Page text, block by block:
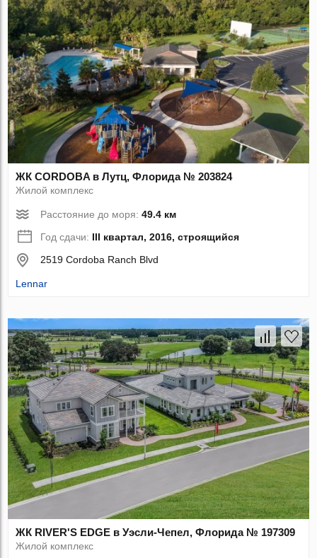
ЖК CORDOBA в Лутц, Флорида № 203824
Жилой комплекс
Расстояние до моря:49.4 км
Год сдачи: III квартал, 2016, строящийся
2519 Cordoba Ranch Blvd
Lennar
ЖК RIVER'S EDGE в Уэсли-Чепел, Флорида № 197309
Жилой комплекс